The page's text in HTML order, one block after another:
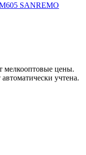
SANREMO
мелкооптовые цены.
учтена.